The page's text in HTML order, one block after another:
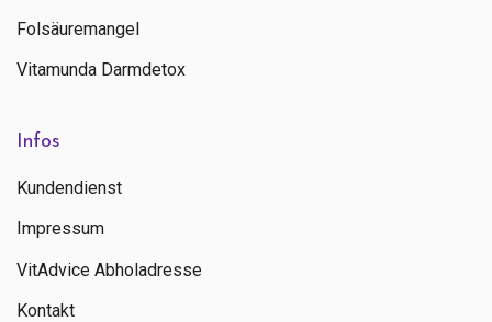
Folsäuremangel
Vitamunda Darmdetox
Infos
Kundendienst
Impressum
VitAdvice Abholadresse
Kontakt